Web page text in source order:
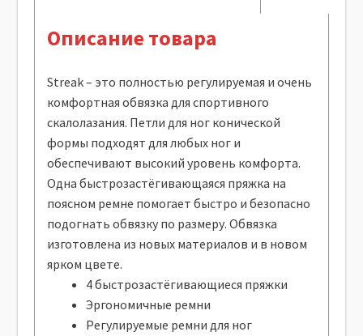
Описание товара
Streak – это полностью регулируемая и очень
комфортная обвязка для спортивного
скалолазания. Петли для ног конической
формы подходят для любых ног и
обеспечивают высокий уровень комфорта.
Одна быстрозастёгивающаяся пряжка на
поясном ремне помогает быстро и безопасно
подогнать обвязку по размеру. Обвязка
изготовлена из новых материалов и в новом
ярком цвете.
4 быстрозастёгивающиеся пряжки
Эргономичные ремни
Регулируемые ремни для ног